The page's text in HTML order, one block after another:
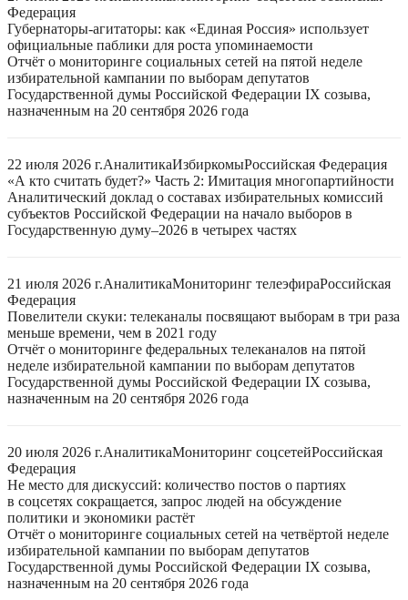
Федерация
Губернаторы-агитаторы: как «Единая Россия» использует
официальные паблики для роста упоминаемости
Отчёт о мониторинге социальных сетей на пятой неделе
избирательной кампании по выборам депутатов
Государственной думы Российской Федерации IX созыва,
назначенным на 20 сентября 2026 года
22 июля 2026 г.АналитикаИзбиркомыРоссийская Федерация
«А кто считать будет?» Часть 2: Имитация многопартийности
Аналитический доклад о составах избирательных комиссий
субъектов Российской Федерации на начало выборов в
Государственную думу–2026 в четырех частях
21 июля 2026 г.АналитикаМониторинг телеэфираРоссийская
Федерация
Повелители скуки: телеканалы посвящают выборам в три раза
меньше времени, чем в 2021 году
Отчёт о мониторинге федеральных телеканалов на пятой
неделе избирательной кампании по выборам депутатов
Государственной думы Российской Федерации IX созыва,
назначенным на 20 сентября 2026 года
20 июля 2026 г.АналитикаМониторинг соцсетейРоссийская
Федерация
Не место для дискуссий: количество постов о партиях
в соцсетях сокращается, запрос людей на обсуждение
политики и экономики растёт
Отчёт о мониторинге социальных сетей на четвёртой неделе
избирательной кампании по выборам депутатов
Государственной думы Российской Федерации IX созыва,
назначенным на 20 сентября 2026 года